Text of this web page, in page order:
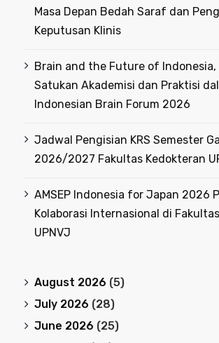
Masa Depan Bedah Saraf dan
Keputusan Klinis
Brain and the Future of Indonesia,
Satukan Akademisi dan Praktisi
Indonesian Brain Forum 2026
Jadwal Pengisian KRS Semester
2026/2027 Fakultas Kedokteran
AMSEP Indonesia for Japan 2026
Kolaborasi Internasional di
UPNVJ
August 2026 (5)
July 2026 (28)
June 2026 (25)